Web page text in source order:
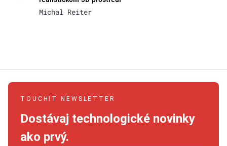
Michal Reiter
TOUCHIT NEWSLETTER
Dostávaj technologické novinky
ako prvý.